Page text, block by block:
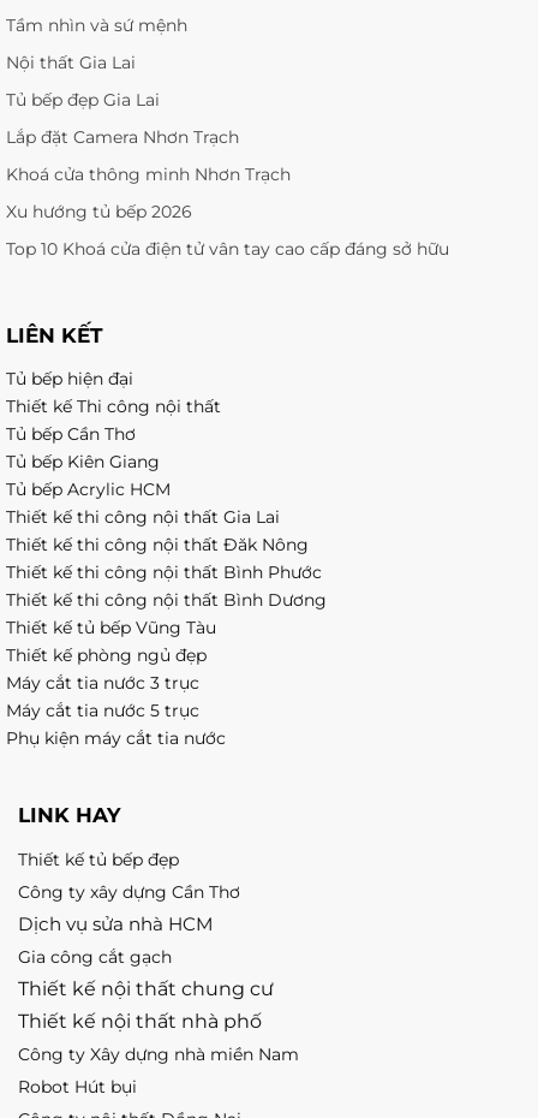
Tầm nhìn và sứ mệnh
Nội thất Gia Lai
Tủ bếp đẹp Gia Lai
Lắp đặt Camera Nhơn Trạch
Khoá cửa thông minh Nhơn Trạch
Xu hướng tủ bếp 2026
Top 10 Khoá cửa điện tử vân tay cao cấp đáng sở hữu
LIÊN KẾT
Tủ bếp hiện đại
Thiết kế Thi công nội thất
Tủ bếp Cần Thơ
Tủ bếp Kiên Giang
Tủ bếp Acrylic HCM
Thiết kế thi công nội thất Gia Lai
Thiết kế thi công nội thất Đăk Nông
Thiết kế thi công nội thất Bình Phước
Thiết kế thi công nội thất Bình Dương
Thiết kế tủ bếp Vũng Tàu
Thiết kế phòng ngủ đẹp
Máy cắt tia nước 3 trục
Máy cắt tia nước 5 trục
Phụ kiện máy cắt tia nước
LINK HAY
Thiết kế tủ bếp đẹp
Công ty xây dựng Cần Thơ
Dịch vụ sửa nhà HCM
Gia công cắt gạch
Thiết kế nội thất chung cư
Thiết kế nội thất nhà phố
Công ty Xây dựng nhà miền Nam
Robot Hút bụi